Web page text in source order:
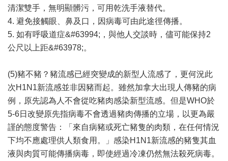
清潔雙手，無明顯髒污，可用乾洗手液替代。
4. 避免接觸眼、鼻及口，因病毒可由此途徑傳播。
5. 如有呼吸道症&#63994;，與他人交談時，儘可能保持2
公尺以上距&#63978;。
(5)豬不豬？豬流感已經突變成的新型人流感了，更何況此
次H1N1新流感並非因豬而起。雖然加拿大出現人傳豬的病
例，原先認為人不會從吃豬肉感染新型流感。但是WHO於
5-6日改變原先指病毒不會透過豬肉傳播的立場，以更為嚴
謹的態度警告：「來自病豬或死亡豬隻的肉類，在任何情況
下均不應處理供人類食用。」感染H1N1新流感的豬隻其血
液與肉質可能傳播病毒，即使經過冷凍仍然無法殺死病毒。